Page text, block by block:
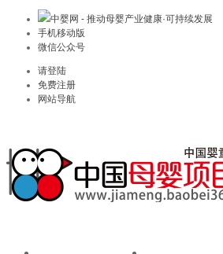
中婴网 - 推动母婴产业健康·可持续发展
手机移动版
微信公众号
请登陆
免费注册
网站导航